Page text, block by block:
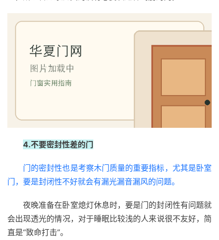
装
装
维
4.不要密封性差的门
门的密封性也是考察木门质量的重要指标，尤其是卧室
门，要是封闭性不好就会有漏光漏音漏风的问题。
夜晚准备在卧室熄灯休息时，要是门的封闭性有问题就
会出现透光的情况，对于睡眠比较浅的人来说很不友好，简
直是“致命打击”。